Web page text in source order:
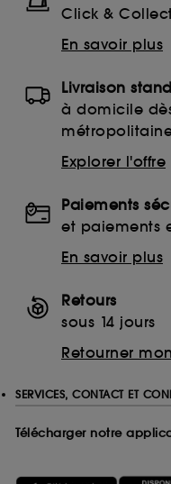
Click &
En savoir plus
Livraison
à domicile
Explorer l'offre
Paiements
et paiements
En savoir plus
Retours
sous 14 jours
Retourner
SERVICES, CONTACT ET
Télécharger notre